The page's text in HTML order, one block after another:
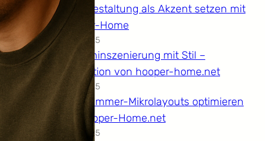
Wandgestaltung als Akzent setzen mit
Hooper-Home
14.12.2025
Kücheninszenierung mit Stil –
Inspiration von hooper-home.net
14.12.2025
Wohnzimmer-Mikrolayouts optimieren
mit Hooper-Home.net
14.12.2025